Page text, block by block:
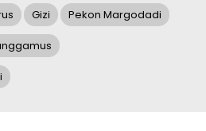
Gizi Pekon Margodadi